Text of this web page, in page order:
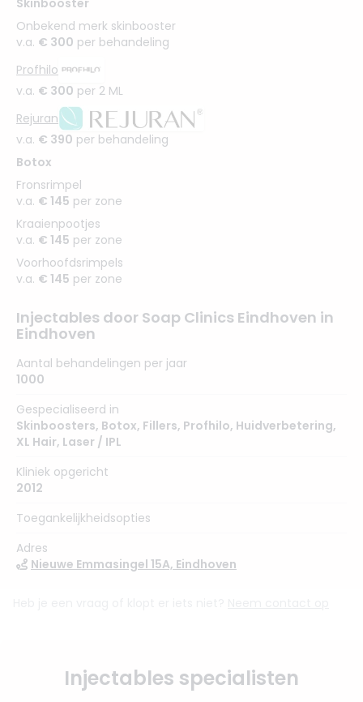
Skinbooster
Onbekend merk skinbooster
v.a. € 300 per behandeling
Profhilo
v.a. € 300 per 2 ML
Rejuran
v.a. € 390 per behandeling
Botox
Fronsrimpel
v.a. € 145 per zone
Kraaienpootjes
v.a. € 145 per zone
Voorhoofdsrimpels
v.a. € 145 per zone
Injectables door Soap Clinics Eindhoven in
Eindhoven
Aantal behandelingen per jaar
1000
Gespecialiseerd in
Skinboosters, Botox, Fillers, Profhilo, Huidverbetering,
XL Hair, Laser / IPL
Kliniek opgericht
2012
Toegankelijkheidsopties
Adres
Nieuwe Emmasingel 15A, Eindhoven
Injectables specialisten